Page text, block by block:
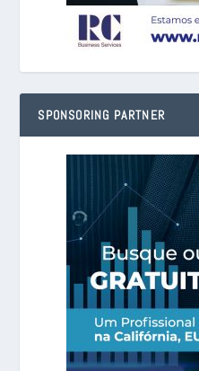
SPONSORING PARTNER